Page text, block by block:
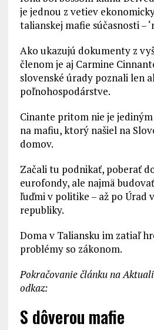
je jednou z vetiev
talianskej mafie súčasnosti –
Ako ukazujú dokumenty z
členom je aj Carmine
slovenské úrady poznali len
poľnohospodárstve.
Cinante pritom nie je
na mafiu, ktorý našiel na
domov.
Začali tu podnikať, poberať
eurofondy, ale najmä
ľuďmi v politike – až po Úrad
republiky.
Doma v Taliansku im zatiaľ
problémy so zákonom.
Pokračovanie článku na
odkaz:
S dôverou mafie